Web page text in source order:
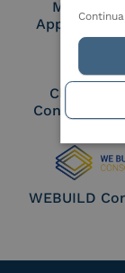
Membro
Approved
Cloud
Consortium
WEBUILD